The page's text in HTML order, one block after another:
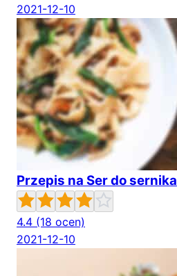
2021-12-10
Przepis na Ser do sernika
4.4 (18 ocen)
2021-12-10